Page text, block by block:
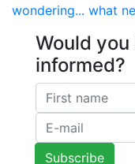
wondering... what
Would
informed?